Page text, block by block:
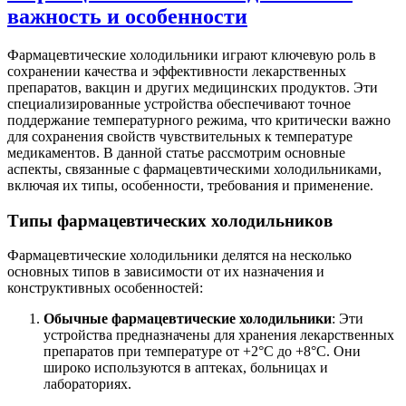
важность и особенности
Фармацевтические холодильники играют ключевую роль в
сохранении качества и эффективности лекарственных
препаратов, вакцин и других медицинских продуктов. Эти
специализированные устройства обеспечивают точное
поддержание температурного режима, что критически важно
для сохранения свойств чувствительных к температуре
медикаментов. В данной статье рассмотрим основные
аспекты, связанные с фармацевтическими холодильниками,
включая их типы, особенности, требования и применение.
Типы фармацевтических холодильников
Фармацевтические холодильники делятся на несколько
основных типов в зависимости от их назначения и
конструктивных особенностей:
Обычные фармацевтические холодильники: Эти
устройства предназначены для хранения лекарственных
препаратов при температуре от +2°C до +8°C. Они
широко используются в аптеках, больницах и
лабораториях.